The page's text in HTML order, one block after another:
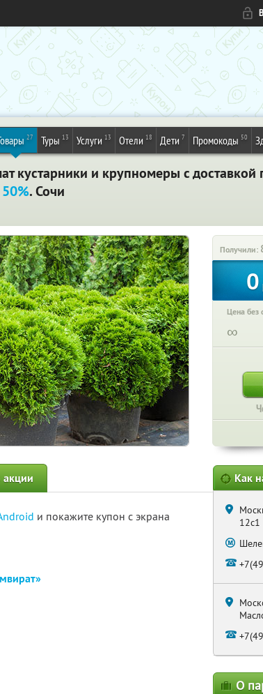
27 Туры 13 Услуги 13 Отели 18 Дети 7 Промокоды 50
кустарники и крупномеры с доставкой
. Сочи
Получили:
0
Цена без
∞
и покажите купон с экрана
Как
12с1
О